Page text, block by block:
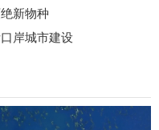
新物种
岸城市建设